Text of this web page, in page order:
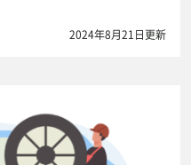
2024年8月21日更新